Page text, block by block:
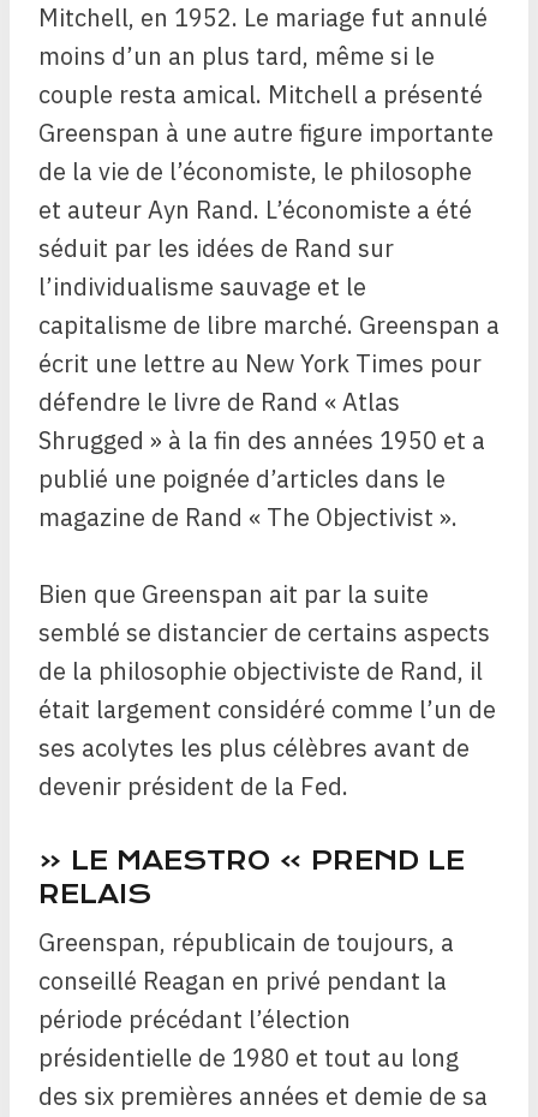
Mitchell, en 1952. Le mariage fut annulé
moins d’un an plus tard, même si le
couple resta amical. Mitchell a présenté
Greenspan à une autre figure importante
de la vie de l’économiste, le philosophe
et auteur Ayn Rand. L’économiste a été
séduit par les idées de Rand sur
l’individualisme sauvage et le
capitalisme de libre marché. Greenspan a
écrit une lettre au New York Times pour
défendre le livre de Rand « Atlas
Shrugged » à la fin des années 1950 et a
publié une poignée d’articles dans le
magazine de Rand « The Objectivist ».
Bien que Greenspan ait par la suite
semblé se distancier de certains aspects
de la philosophie objectiviste de Rand, il
était largement considéré comme l’un de
ses acolytes les plus célèbres avant de
devenir président de la Fed.
« LE MAESTRO » PREND LE
RELAIS
Greenspan, républicain de toujours, a
conseillé Reagan en privé pendant la
période précédant l’élection
présidentielle de 1980 et tout au long
des six premières années et demie de sa